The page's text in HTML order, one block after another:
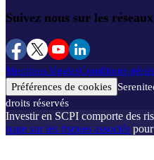
Suivez nous sur les
Mentions légalesConditions
Préférences de cookies
droits réservés
Investir en SCPI comporte des
page sur les risques associés